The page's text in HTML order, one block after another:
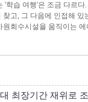
'학습 여행'은 조금 다르
찾고, 그 다음에 인접해
회수시설을 움직이는
최장기간 재위로